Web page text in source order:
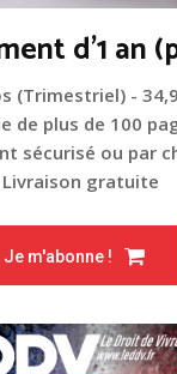
d'1 an
(Trimestriel) -
de plus de 100
sécurisé ou par
Livraison gratuite
Je m'abonne !